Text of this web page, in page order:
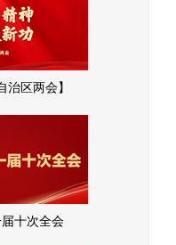
治区两会】
十次全会